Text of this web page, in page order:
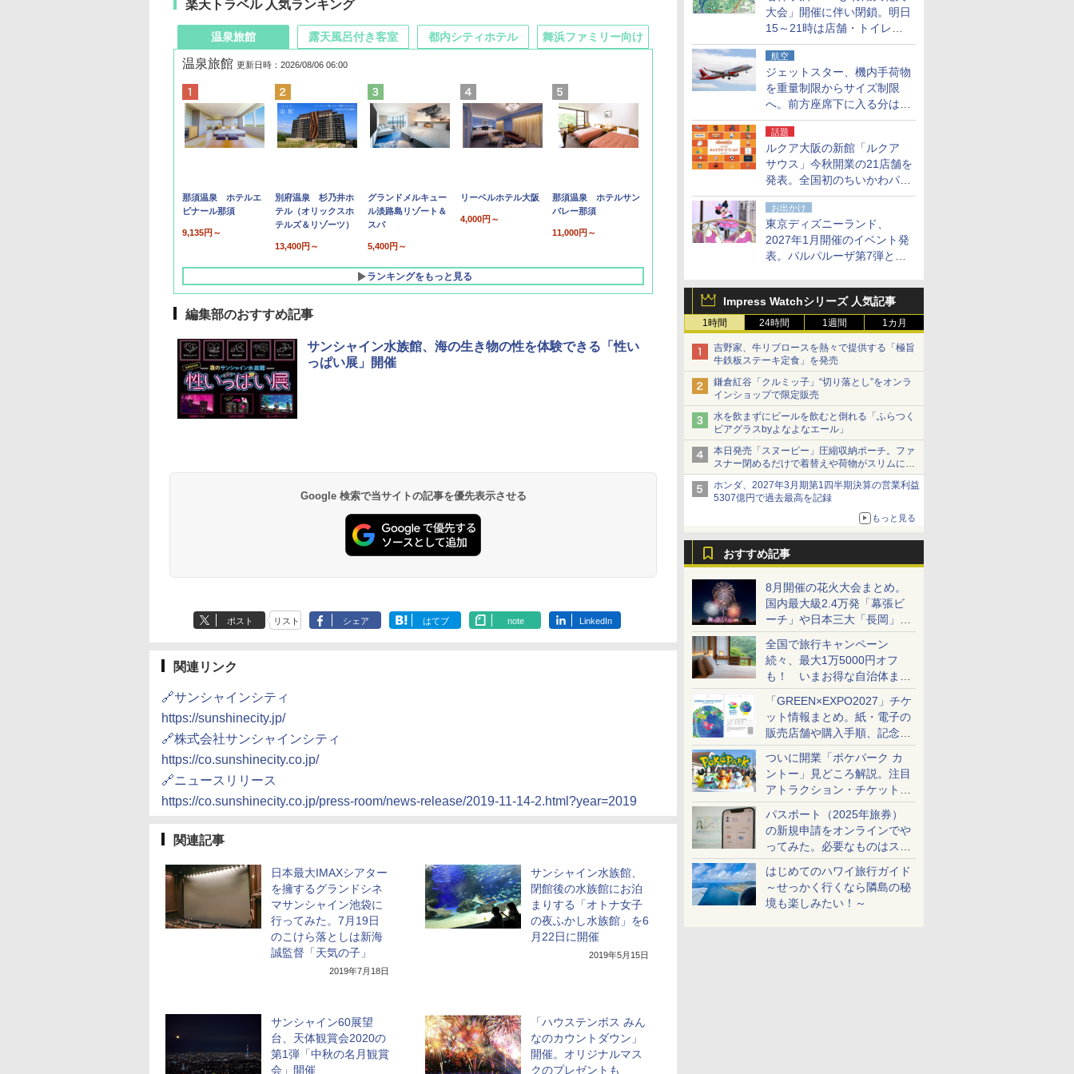
大会」開催に伴い閉鎖。明日
15～21時は店舗・トイレ・
駐車場の利用不可
航空
ジェットスター、機内手荷物
を重量制限からサイズ制限
へ。前方座席下に入る分はす
べての運賃で無料に
話題
ルクア大阪の新館「ルクア
サウス」今秋開業の21店舗を
発表。全国初のちいかわパー
クストア/サンリオ新業態1号
店など
お出かけ
東京ディズニーランド、
2027年1月開催のイベント発
表。パルパルーザ第7弾とし
ド」を再演
Impress Watchシリーズ 人気記事
1時間 24時間 1週間 1カ月
吉野家、牛リブロースを熱々で提供する「極旨
牛鉄板ステーキ定食」を発売
鎌倉紅谷「クルミッ子」“切り落とし”をオンラ
インショップで限定販売
水を飲まずにビールを飲むと倒れる「ふらつく
ビアグラスbyよなよなエール」
本日発売「スヌーピー」圧縮収納ポーチ。ファ
スナー閉めるだけで着替えや荷物がスリムにま
とまる
ホンダ、2027年3月期第1四半期決算の営業利益
5307億円で過去最高を記録
もっと見る
おすすめ記事
8月開催の花火大会まとめ。
国内最大級2.4万発「幕張ビ
ーチ」や日本三大「長岡」な
ど大型イベント目白押し！
全国で旅行キャンペーン
続々、最大1万5000円オフ
も！ いまお得な自治体まと
め
「GREEN×EXPO2027」チケ
ット情報まとめ。紙・電子の
販売店舗や購入手順、記念チ
ケットも解説
ついに開業「ポケパーク カ
ントー」見どころ解説。注目
アトラクション・チケット手
配・来場前に必要な準備は？
パスポート（2025年旅券）
の新規申請をオンラインでや
ってみた。必要なものはスマ
ホとマイナカードのみ
はじめてのハワイ旅行ガイド
～せっかく行くなら隣島の秘
境も楽しみたい！～
楽天トラベル 人気ランキング
温泉旅館
温泉旅館 更新日時：2026/08/06 06:00
那須温泉 ホテルエ
ピナール那須
9,135円～
別府温泉 杉乃井ホ
テル（オリックスホ
テルズ＆リゾーツ）
13,400円～
グランドメルキュー
ル淡路島リゾート＆
スパ
5,400円～
リーベルホテル大阪
4,000円～
那須温泉 ホテルサン
バレー那須
11,000円～
ランキングをもっと見る
露天風呂付き客室
10,450円～
19,541円～
都内シティホテル 舞浜ファミリー向け
7,950円～
5,758円～
編集部のおすすめ記事
サンシャイン水族館、海の生き物の性を体験できる「性い
っぱい展」開催
Google 検索で当サイトの記事を優先表示させる
ポスト リスト シェア はてブ note LinkedIn
関連リンク
🔗サンシャインシティ
https://sunshinecity.jp/
🔗株式会社サンシャインシティ
https://co.sunshinecity.co.jp/
🔗ニュースリリース
https://co.sunshinecity.co.jp/press-room/news-release/2019-11-14-2.html?year=2019
関連記事
日本最大IMAXシアター
を擁するグランドシネ
マサンシャイン池袋に
行ってみた。7月19日
のこけら落としは新海
誠監督「天気の子」
2019年7月18日
サンシャイン水族館、
閉館後の水族館にお泊
まりする「オトナ女子
の夜ふかし水族館」を6
月22日に開催
2019年5月15日
サンシャイン60展望
台、天体観賞会2020の
第1弾「中秋の名月観賞
会」開催
「ハウステンボス みん
なのカウントダウン」
開催。オリジナルマス
クのプレゼントも